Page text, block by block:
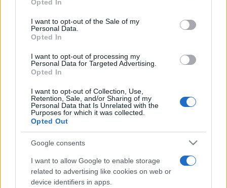
use your data for below specified purposes in below Google
consent section.
Opted In
I want to opt-out of the Sale of my
Personal Data.
Opted In
I want to opt-out of processing my
Personal Data for Targeted Advertising.
Opted In
I want to opt-out of Collection, Use,
Retention, Sale, and/or Sharing of my
Personal Data that Is Unrelated with the
Purposes for which it was collected.
Opted Out
Google consents
I want to allow Google to enable storage
related to advertising like cookies on web or
device identifiers in apps.
professzora.
A színházi gazdálkodás javítható a tudatosan kialakított
beszállítói kapcsolatokkal. Hogyan alkalmazható a szállítói
marketing?
forrás: Színpad / MSzTSz